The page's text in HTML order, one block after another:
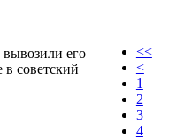
его
советский
<<
<
1
2
3
4